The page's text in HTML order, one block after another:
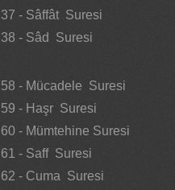
37 - Sâffât Suresi
38 - Sâd Suresi
58 - Mücadele Suresi
59 - Haşr Suresi
60 - Mümtehine Suresi
61 - Saff Suresi
62 - Cuma Suresi